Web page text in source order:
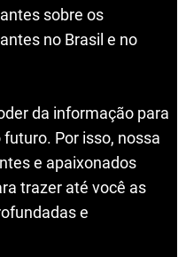
sobre os
no Brasil e no
da informação para
Por isso, nossa
e apaixonados
trazer até você as
e